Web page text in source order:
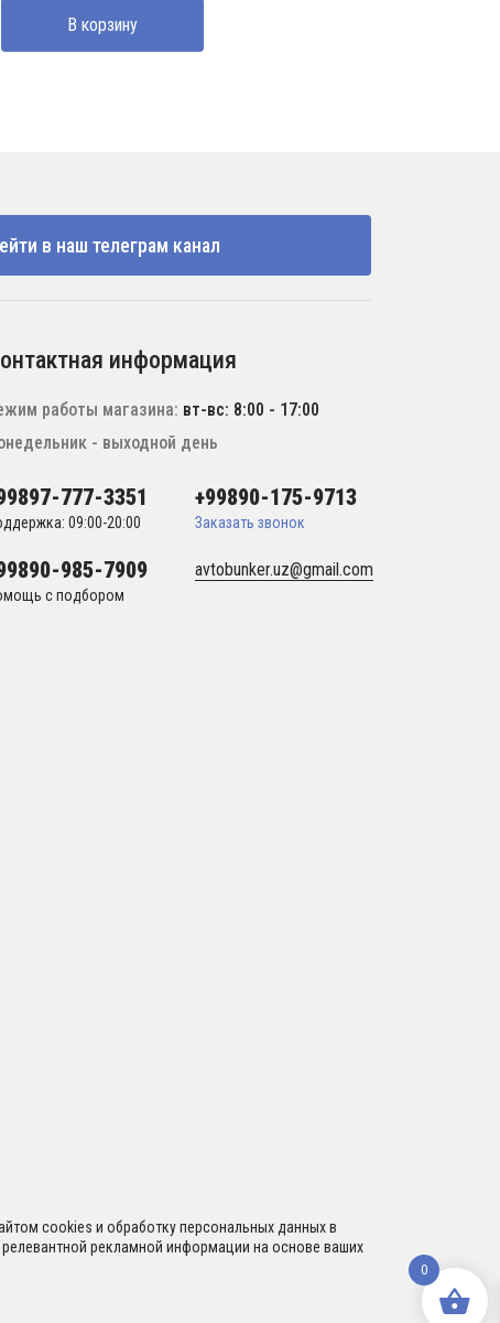
В корзину
в наш телеграм канал
информация
работы магазина: вт-вс: 8:00 - 17:00
- выходной день
777-3351
09:00-20:00
+99890-175-9713
Заказать звонок
985-7909
с подбором
avtobunker.uz@gmail.com
cookies и обработку персональных данных в
релевантной рекламной информации на основе ваших
0